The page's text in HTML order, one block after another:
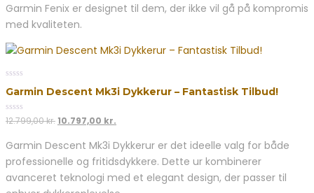
Garmin Fenix er designet til dem, der ikke vil gå på kompromis
med kvaliteten.
out
5
Garmin Descent Mk3i Dykkerur – Fantastisk Tilbud!
0
out
5
12.799,00kr. Den
pris
var:
12.799,00 kr..
10.797,00 kr.
pris
er:
10.797,00 kr..
Garmin Descent Mk3i Dykkerur er det ideelle valg for både
professionelle og fritidsdykkere. Dette ur kombinerer
avanceret teknologi med et elegant design, der passer til